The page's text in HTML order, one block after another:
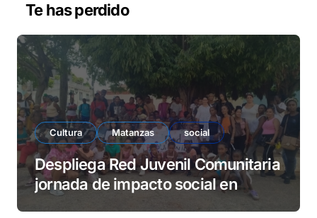
d
e
Te has perdido
Cultura Matanzas social
Despliega Red Juvenil Comunitaria
jornada de impacto social en